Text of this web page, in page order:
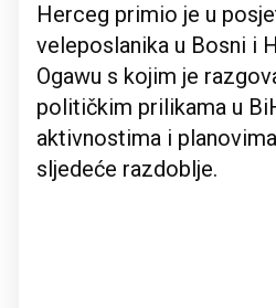
Herceg primio je u
veleposlanika u Bosni i
Ogawu s kojim je
političkim prilikama u
aktivnostima i
sljedeće razdoblje.